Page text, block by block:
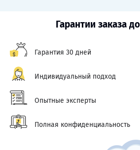
Гарантии заказа
Гарантия 30 дней
Индивидуальный подход
Опытные эксперты
Полная конфиденциальность